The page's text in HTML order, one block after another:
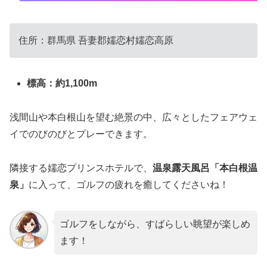
住所： 群馬県 吾妻郡嬬恋村嬬恋高原
標高：約1,100m
浅間山や本白根山を望む絶景の中、広々としたフェアウェ
イでのびのびとプレーできます。
隣接する嬬恋プリンスホテルで、 温泉露天風呂「本白根温
泉」 に入って、ゴルフの疲れを癒してくださいね！
ゴルフをしながら、すばらしい眺望が楽しめ
ます！